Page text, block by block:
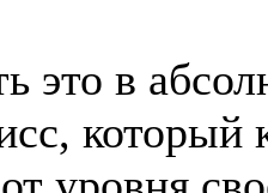
это в
который